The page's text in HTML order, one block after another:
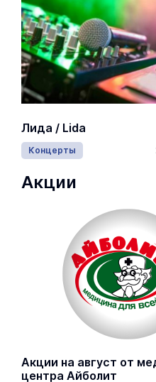
Лида / Lida
Концерты
Акции
Акции на август от
центра Айболит
представлены в
генеративного
Русском музее
Экспозиция создана в
нейросетью и
произведений великих
Связь и телекоммуникации